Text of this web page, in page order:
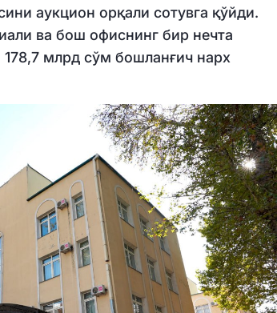
аукцион орқали сотувга қўйди.
ва бош офиснинг бир нечта
млрд сўм бошланғич нарх